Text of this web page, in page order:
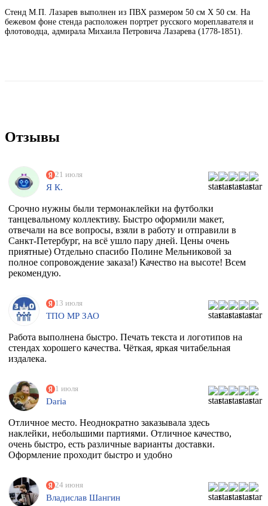
Стенд М.П. Лазарев выполнен из ПВХ размером 50 см Х 50 см. На
бежевом фоне стенда расположен портрет русского мореплавателя и
флотоводца, адмирала Михаила Петровича Лазарева (1778-1851).
Отзывы
21 июля
Я К.
Срочно нужны были термонаклейки на футболки
танцевальному коллективу. Быстро оформили макет,
отвечали на все вопросы, взяли в работу и отправили в
Санкт-Петербург, на всё ушло пару дней. Цены очень
приятные) Отдельно спасибо Полине Мельниковой за
полное сопровождение заказа!) Качество на высоте! Всем
рекомендую.
13 июля
ТПО МР ЗАО
Работа выполнена быстро. Печать текста и логотипов на
стендах хорошего качества. Чёткая, яркая читабельная
издалека.
1 июля
Daria
Отличное место. Неоднократно заказывала здесь
наклейки, небольшими партиями. Отличное качество,
очень быстро, есть различные варианты доставки.
Оформление проходит быстро и удобно
24 июня
Владислав Шангин